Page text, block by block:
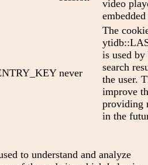
video
never
The
is used by
search
the user.
improve
providing
in the
to understand and analyze